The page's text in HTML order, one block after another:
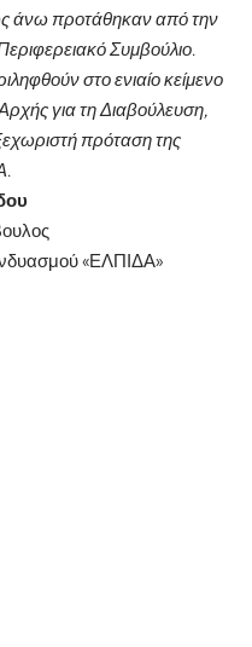
άνω προτάθηκαν από την
Συμβούλιο.
στο ενιαίο κείμενο
για τη Διαβούλευση,
πρόταση της
«ΕΛΠΙΔΑ»